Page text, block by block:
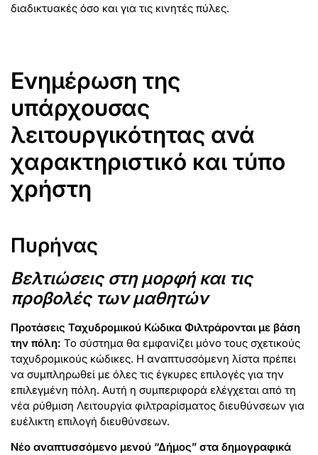
διαδικτυακές όσο και για τις κινητές πύλες.
Ενημέρωση της
υπάρχουσας
λειτουργικότητας ανά
χαρακτηριστικό και τύπο
χρήστη
Πυρήνας
Βελτιώσεις στη μορφή και τις
προβολές των μαθητών
Προτάσεις Ταχυδρομικού Κώδικα Φιλτράρονται με βάση
την πόλη: Το σύστημα θα εμφανίζει μόνο τους σχετικούς
ταχυδρομικούς κώδικες. Η αναπτυσσόμενη λίστα πρέπει
να συμπληρωθεί με όλες τις έγκυρες επιλογές για την
επιλεγμένη πόλη. Αυτή η συμπεριφορά ελέγχεται από τη
νέα ρύθμιση Λειτουργία φιλτραρίσματος διευθύνσεων για
ευέλικτη επιλογή διευθύνσεων.
Νέο αναπτυσσόμενο μενού “Δήμος” στα δημογραφικά